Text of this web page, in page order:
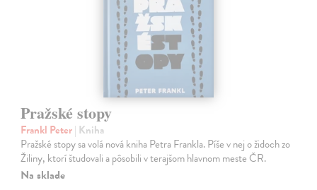
Pražské stopy
Frankl Peter| Kniha
Pražské stopy sa volá nová kniha Petra Frankla. Píše v nej o židoch zo
Žiliny, ktorí študovali a pôsobili v terajšom hlavnom meste ČR.
Na sklade